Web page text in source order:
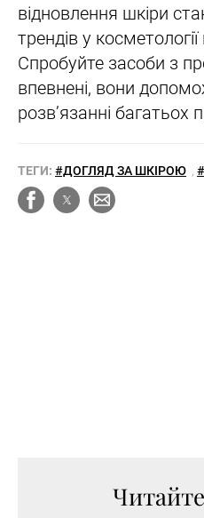
відновлення шкіри
трендів у
Спробуйте засоби з
впевнені, вони
розв’язанні багатьох
ТЕГИ: #ДОГЛЯД ЗА ШКІРОЮ